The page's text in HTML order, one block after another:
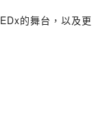
的舞台，以及更